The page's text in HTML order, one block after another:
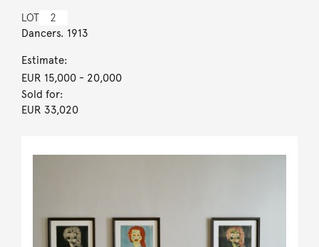
LOT 2
Dancers. 1913
Estimate:
EUR 15,000- 20,000
Sold for:
EUR 33,020